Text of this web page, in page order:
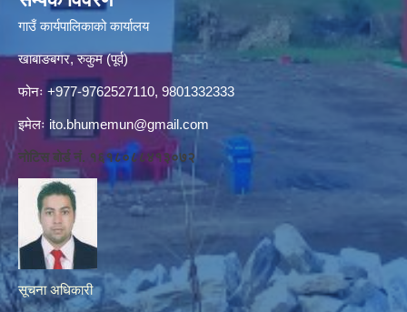
गाउँ कार्यपालिकाको कार्यालय
खाबाङबगर, रुकुम (पूर्व)
फोनः +977-9762527110, 9801332333
इमेलः ito.bhumemun@gmail.com
नोटिस बोर्ड नं. १६१८०८८४१३०७२
सूचना अधिकारी